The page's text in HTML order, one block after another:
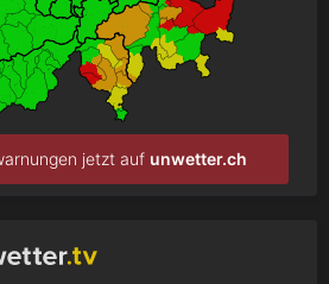
jetzt auf unwetter.ch